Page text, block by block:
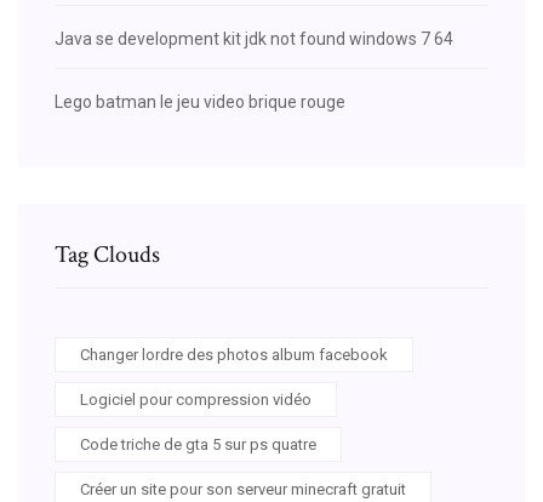
Java se development kit jdk not found windows 7 64
Lego batman le jeu video brique rouge
Tag Clouds
Changer lordre des photos album facebook
Logiciel pour compression vidéo
Code triche de gta 5 sur ps quatre
Créer un site pour son serveur minecraft gratuit